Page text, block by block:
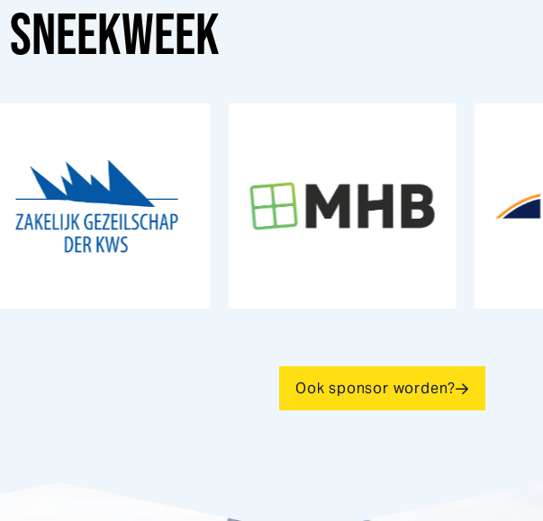
SNEEKWEEK
Ook sponsor worden?